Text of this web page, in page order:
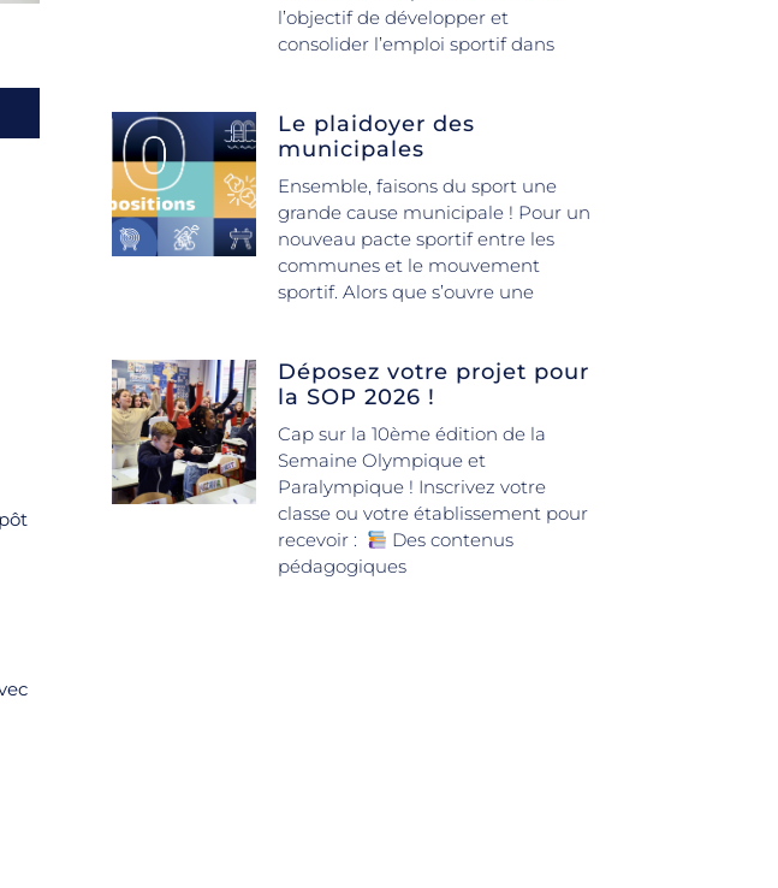
l’objectif de développer et
consolider l’emploi sportif dans
Le plaidoyer des
municipales
Ensemble, faisons du sport une
grande cause municipale ! Pour un
nouveau pacte sportif entre les
communes et le mouvement
sportif. Alors que s’ouvre une
Déposez votre projet pour
la SOP 2026 !
Cap sur la 10ème édition de la
Semaine Olympique et
Paralympique ! Inscrivez votre
classe ou votre établissement pour
recevoir :
Des contenus
pédagogiques